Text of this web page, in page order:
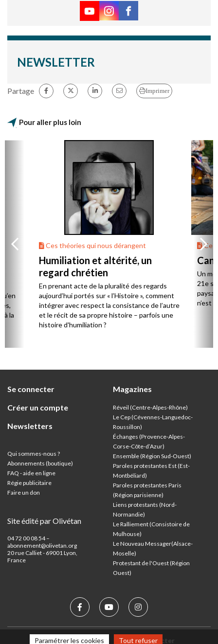
NEWSLETTER
Partage Imprimer
Pour aller plus loin
à la
Ces théories qui nous dérangent
Humiliation et altérité, un
regard chrétien
En prenant acte de la pluralité des regards
aujourd’hui portés sur « l’Histoire », comment
intégrer avec respect la consistance de l’autre
et le récit de sa propre histoire – parfois une
histoire d'humiliation ?
Ces
Un
21e
n’est
Se connecter
Créer un compte
Newsletters
Qui sommes-nous ?
Abonnements (boutique)
FAQ - aide en ligne
Régie publicitaire
Faire un don
Site édité par Olivétan
04 72 00 08 54 –
abonnement@olivetan.org
20 rue Calliet - 69001 Lyon,
France
Magazines
Réveil (Centre-Alpes-Rhône)
Le Cep (Cévennes-Languedoc-
Roussillon)
Échanges (Provence-Alpes-
Corse-Côte-d’Azur)
Ensemble (Région Sud-Ouest)
Paroles protestantes Est (Est-
Montbéliard)
Paroles protestantes Paris
(Région parisienne)
Liens protestants (Nord-
Normandie)
Le Ralliement (Consistoire de
Mulhouse)
Le Nouveau Messager(Alsace-
Moselle)
Protestant de l'Ouest (Région
Ouest)
Mentions légales Nous contacter
Paramétrer les cookies Tout refuser